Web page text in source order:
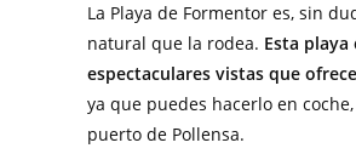
La Playa de Formentor es, sin
natural que la rodea. Esta
espectaculares vistas que
ya que puedes hacerlo en
puerto de Pollensa.